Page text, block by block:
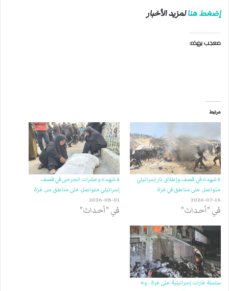
إضغط هنالمزيد الأخبار
معجب بهذه:
مرتبط
5 شهداء في قصف وإطلاق نار إسرائيلي
متواصل على مناطق في غزة
2026-07-16
في "أحداث"
4 شهداء وعشرات الجرحى في قصف
إسرائيلي متواصل على مناطق من غزة
2026-08-01
في "أحداث"
سلسلة غارات إسرائيلية على غزة.. و6